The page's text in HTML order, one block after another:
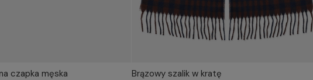
czapka męska Brązowy szalik w kratę